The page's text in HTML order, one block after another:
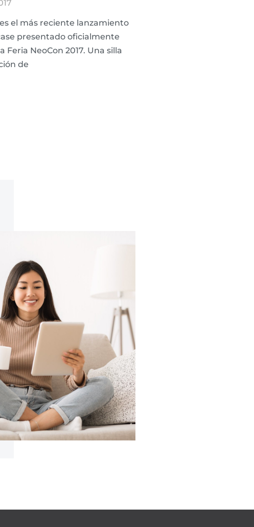
es el más reciente lanzamiento
presentado oficialmente
Feria NeoCon 2017. Una silla
de